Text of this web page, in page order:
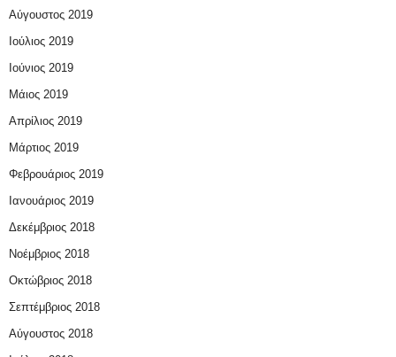
Αύγουστος 2019
Ιούλιος 2019
Ιούνιος 2019
Μάιος 2019
Απρίλιος 2019
Μάρτιος 2019
Φεβρουάριος 2019
Ιανουάριος 2019
Δεκέμβριος 2018
Νοέμβριος 2018
Οκτώβριος 2018
Σεπτέμβριος 2018
Αύγουστος 2018